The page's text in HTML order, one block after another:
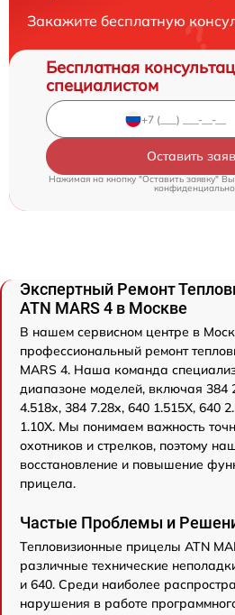
Закажите бесплатную
Бесплатная
специалистом
Оставить
Нажимая на кнопку "Оставить заявку"
Экспертный Ремонт
ATN MARS 4 в Москве
В нашем сервисном центре в
профессиональный ремонт
MARS 4. Наша команда
диапазоне моделей, включая 384
4.518x, 384 7.28x, 640 1.515X, 640
1.10X. Мы понимаем важность
охотников и стрелков, поэтому
восстановление и повышение
прицела.
Частые Проблемы и
Тепловизионные прицелы ATN
различные технические
и 640. Среди наиболее
нарушения в работе